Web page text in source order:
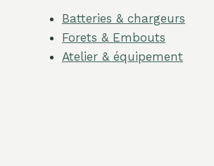
Batteries & chargeurs
Forets & Embouts
Atelier & équipement